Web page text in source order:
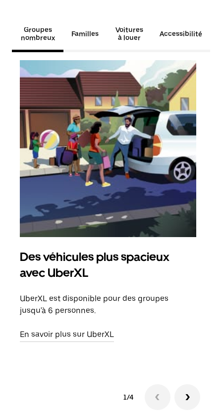
Groupes
nombreux
Familles
Voitures
à louer
Accessibilité
Des véhicules plus spacieux
avec UberXL
UberXL est disponible pour des groupes
jusqu'à 6 personnes.
En savoir plus sur UberXL
1/4